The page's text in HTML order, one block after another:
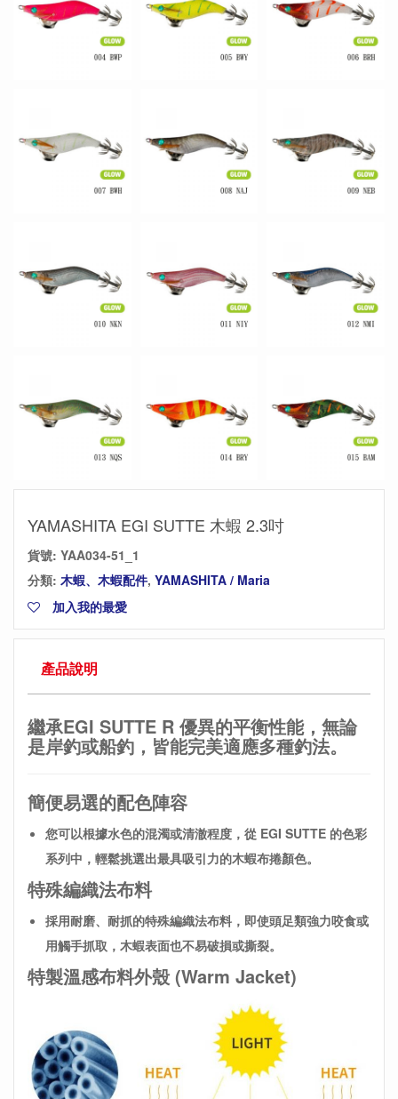
YAMASHITA EGI SUTTE 木蝦 2.3吋
貨號: YAA034-51_1
分類: 木蝦、木蝦配件, YAMASHITA / Maria
加入我的最愛
產品說明
繼承EGI SUTTE R 優異的平衡性能，無論
是岸釣或船釣，皆能完美適應多種釣法。
簡便易選的配色陣容
您可以根據水色的混濁或清澈程度，從 EGI SUTTE 的色彩
系列中，輕鬆挑選出最具吸引力的木蝦布捲顏色。
特殊編織法布料
採用耐磨、耐抓的特殊編織法布料，即使頭足類強力咬食或
用觸手抓取，木蝦表面也不易破損或撕裂。
特製溫感布料外殼 (Warm Jacket)